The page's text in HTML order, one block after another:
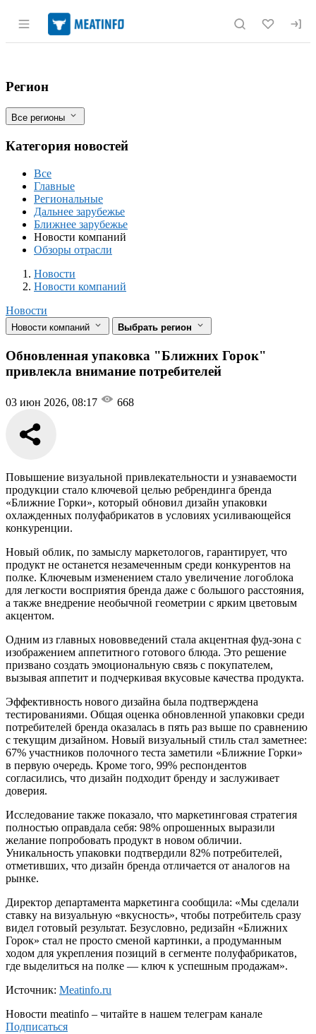
Раздел навигации по сайту
Обновленная упаковка "Ближних
Фильтры
Регион
Все регионы
Категория новостей
Все
Главные
Региональные
Дальнее зарубежье
Ближнее зарубежье
Новости компаний
Обзоры отрасли
Новости
Разделы
Новости
Новости компаний
Новости
Новости компаний Выбрать регион
Обновленная упаковка "Ближних Горок"
привлекла внимание потребителей
03 июн 2026, 08:17 668
Повышение визуальной привлекательности и узнаваемости
продукции стало ключевой целью ребрендинга бренда
«Ближние Горки», который обновил дизайн упаковки
охлажденных полуфабрикатов в условиях усиливающейся
конкуренции.
Новый облик, по замыслу маркетологов, гарантирует, что
продукт не останется незамеченным среди конкурентов на
полке. Ключевым изменением стало увеличение логоблока
для легкости восприятия бренда даже с большого расстояния,
а также внедрение необычной геометрии с ярким цветовым
акцентом.
Одним из главных нововведений стала акцентная фуд-зона с
изображением аппетитного готового блюда. Это решение
призвано создать эмоциональную связь с покупателем,
вызывая аппетит и подчеркивая вкусовые качества продукта.
Эффективность нового дизайна была подтверждена
тестированиями. Общая оценка обновленной упаковки среди
потребителей бренда оказалась в пять раз выше по сравнению
с текущим дизайном. Новый визуальный стиль стал заметнее:
67% участников полочного теста заметили «Ближние Горки»
в первую очередь. Кроме того, 99% респондентов
согласились, что дизайн подходит бренду и заслуживает
доверия.
Исследование также показало, что маркетинговая стратегия
полностью оправдала себя: 98% опрошенных выразили
желание попробовать продукт в новом обличии.
Уникальность упаковки подтвердили 82% потребителей,
отметивших, что дизайн бренда отличается от аналогов на
рынке.
Директор департамента маркетинга сообщила: «Мы сделали
ставку на визуальную «вкусность», чтобы потребитель сразу
видел готовый результат. Безусловно, редизайн «Ближних
Горок» стал не просто сменой картинки, а продуманным
ходом для укрепления позиций в сегменте полуфабрикатов,
где выделиться на полке — ключ к успешным продажам».
Источник: Meatinfo.ru
Новости meatinfo – читайте в нашем телеграм канале
Подписаться